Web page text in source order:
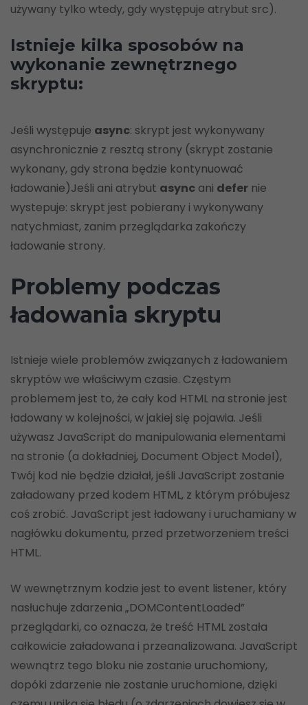
używany tylko wtedy, gdy występuje atrybut src).
Istnieje kilka sposobów na
wykonanie zewnętrznego
skryptu:
Jeśli występuje async: skrypt jest wykonywany
asynchronicznie z resztą strony (skrypt zostanie
wykonany, gdy strona będzie kontynuować
ładowanie)Jeśli ani atrybut async ani defer nie
wystepuje: skrypt jest pobierany i wykonywany
natychmiast, zanim przeglądarka zakończy
ładowanie strony.
Problemy podczas
ładowania skryptu
Istnieje wiele problemów związanych z ładowaniem
skryptów we właściwym czasie. Częstym
problemem jest to, że cały kod HTML na stronie jest
ładowany w kolejności, w jakiej się pojawia. Jeśli
używasz JavaScript do manipulowania elementami
na stronie (a dokładniej, Document Object Model),
Twój kod nie będzie działał, jeśli JavaScript zostanie
załadowany przed kodem HTML, z którym próbujesz
coś zrobić. JavaScript jest ładowany i uruchamiany w
nagłówku dokumentu, przed przetworzeniem treści
HTML.
W wewnętrznym kodzie jest to event listener, który
nasłuchuje zdarzenia „DOMContentLoaded”
przeglądarki, co oznacza, że ​​treść HTML została
całkowicie załadowana i przeanalizowana. JavaScript
wewnątrz tego bloku nie zostanie uruchomiony,
dopóki zdarzenie nie zostanie uruchomione, dzięki